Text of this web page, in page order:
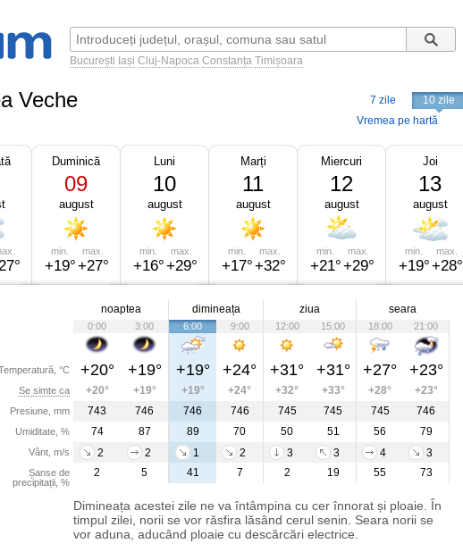
București Iași Cluj-Napoca Constanța Timișoara
Veche 7 zile
10 zile
Vremea pe hartă
Duminică
09
august
min.
+19°
max.
+27°
Luni
10
august
min.
+16°
max.
+29°
Marți
11
august
min.
+17°
max.
+32°
Miercuri
12
august
min.
+21°
max.
+29°
Joi
13
august
min.
+19°
max.
+28°
°C
Se simte ca
Presiune, mm
Umiditate, %
Vânt, m/s
Șanse de
precipitații, %
noaptea dimineața ziua seara
0:00 3:00 6:00 9:00 12:00 15:00 18:00 21:00
+20° +19° +19° +24° +31° +31° +27° +23°
+20° +19° +19° +24° +32° +33° +28°
+23°
743
746 746 746 745 745 745
746
74
87 89 70 50 51 56
79
2
2 1 2 3 3 4
3
2
5 41 7 2 19 55 73
Dimineața acestei zile ne va întâmpina cu cer înnorat și ploaie. În
timpul zilei, norii se vor răsfira lăsând cerul senin. Seara norii se
vor aduna, aducând ploaie cu descărcări electrice.